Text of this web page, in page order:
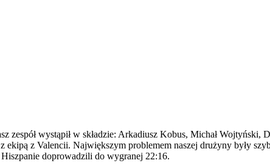
wystąpił w składzie: Arkadiusz Kobus, Michał Wojtyński,
z Valencii. Największym problemem naszej drużyny były
doprowadzili do wygranej 22:16.